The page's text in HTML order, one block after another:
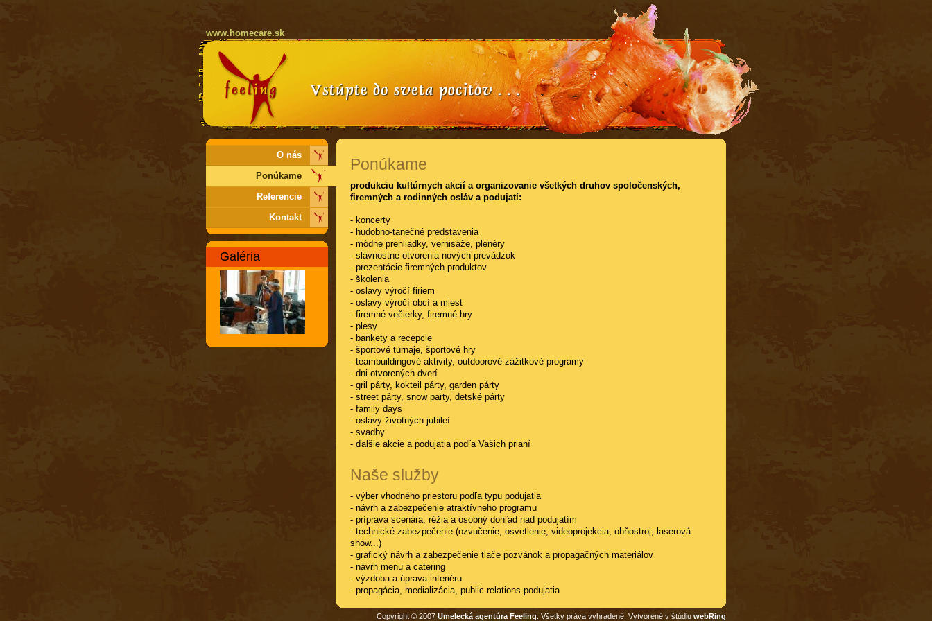
www.homecare.sk
Ponúkame
produkciu kultúrnych akcií a organizovanie všetkých druhov spoločenských,
firemných a rodinných osláv a podujatí:
- koncerty
- hudobno-tanečné predstavenia
- módne prehliadky, vernisáže, plenéry
- slávnostné otvorenia nových prevádzok
- prezentácie firemných produktov
- školenia
- oslavy výročí firiem
- oslavy výročí obcí a miest
- firemné večierky, firemné hry
- plesy
- bankety a recepcie
- športové turnaje, športové hry
- teambuildingové aktivity, outdoorové zážitkové programy
- dni otvorených dverí
- gril párty, kokteil párty, garden párty
- street párty, snow party, detské párty
- family days
- oslavy životných jubileí
- svadby
- ďalšie akcie a podujatia podľa Vašich prianí
Naše služby
- výber vhodného priestoru podľa typu podujatia
- návrh a zabezpečenie atraktívneho programu
- príprava scenára, réžia a osobný dohľad nad podujatím
- technické zabezpečenie (ozvučenie, osvetlenie, videoprojekcia, ohňostroj, laserová
show...)
- grafický návrh a zabezpečenie tlače pozvánok a propagačných materiálov
- návrh menu a catering
- výzdoba a úprava interiéru
- propagácia, medializácia, public relations podujatia
O nás
Ponúkame
Referencie
Kontakt
Galéria
Copyright © 2007 Umelecká agentúra Feeling . Všetky práva vyhradené. Vytvorené v štúdiu webRing